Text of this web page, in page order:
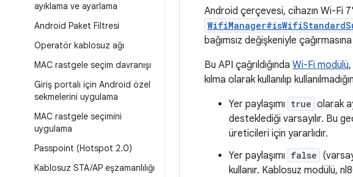
ayıklama ve ayarlama
Android Paket Filtresi
Operatör kablosuz ağı
MAC rastgele seçim davranışı
Giriş portalı için Android özel
sekmelerini uygulama
MAC rastgele seçimini
uygulama
Passpoint (Hotspot 2.0)
Kablosuz STA/AP eşzamanlılığı
Android çerçevesi, cihazın Wi-Fi
bağımsız değişkeniyle
Bu API çağrıldığında Wi-Fi modülü,
kılma olarak kullanılıp
Yer paylaşımı true olarak
desteklediği varsayılır. Bu
üreticileri için yararlıdır.
Yer paylaşımı false
kullanır. Kablosuz modülü,